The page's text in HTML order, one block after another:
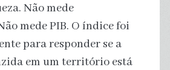
Não mede
mede PIB. O índice foi
para responder se a
em um território está